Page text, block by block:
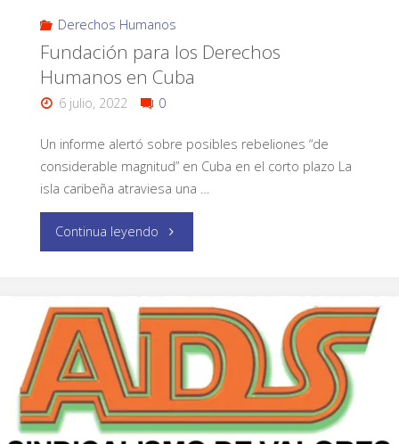
Derechos Humanos
Fundación para los Derechos
Humanos en Cuba
6 julio, 2022 0
Un informe alertó sobre posibles rebeliones “de
considerable magnitud” en Cuba en el corto plazo La
isla caribeña atraviesa una …
Continua leyendo